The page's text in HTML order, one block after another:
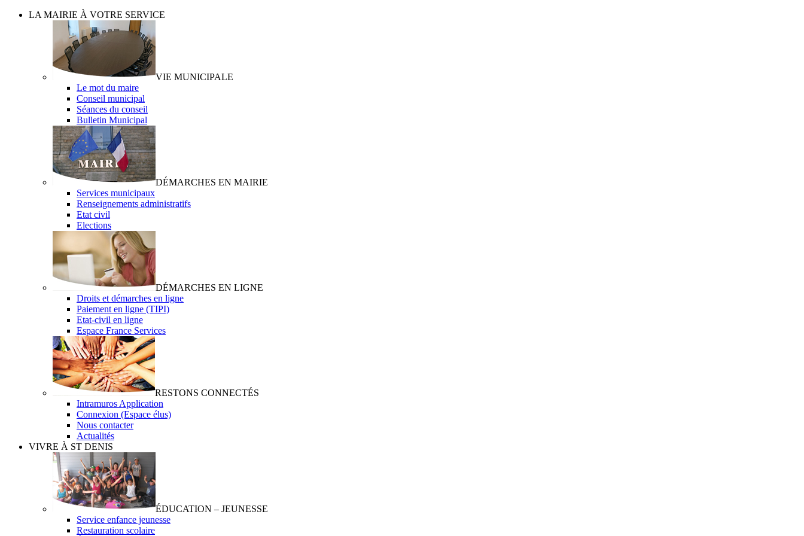
LA MAIRIE À VOTRE SERVICE
VIE MUNICIPALE
Le mot du maire
Conseil municipal
Séances du conseil
Bulletin Municipal
DÉMARCHES EN MAIRIE
Services municipaux
Renseignements administratifs
Etat civil
Elections
DÉMARCHES EN LIGNE
Droits et démarches en ligne
Paiement en ligne (TIPI)
Etat-civil en ligne
Espace France Services
RESTONS CONNECTÉS
Intramuros Application
Connexion (Espace élus)
Nous contacter
Actualités
VIVRE À ST DENIS
ÉDUCATION – JEUNESSE
Service enfance jeunesse
Restauration scolaire